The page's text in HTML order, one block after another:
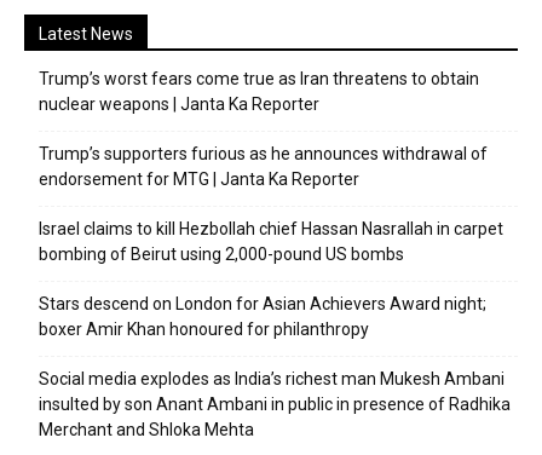
Latest News
Trump’s worst fears come true as Iran threatens to obtain
nuclear weapons | Janta Ka Reporter
Trump’s supporters furious as he announces withdrawal of
endorsement for MTG | Janta Ka Reporter
Israel claims to kill Hezbollah chief Hassan Nasrallah in carpet
bombing of Beirut using 2,000-pound US bombs
Stars descend on London for Asian Achievers Award night;
boxer Amir Khan honoured for philanthropy
Social media explodes as India’s richest man Mukesh Ambani
insulted by son Anant Ambani in public in presence of Radhika
Merchant and Shloka Mehta